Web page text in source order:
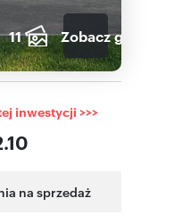
11 Zobacz galerię
inwestycji >>>
na sprzedaż